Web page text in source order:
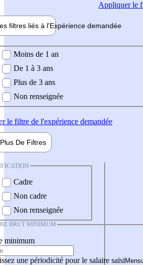
Appliquerle
filtres liés à l'Expérience demandée
demandée
Moins de 1 an
De 1 à 3 ans
Plus de 3 ans
Non renseignée
le filtre de l'expérience demandée
Plus De Filtres
Cadre
Non cadre
Non renseignée
BRUT MINIMUM
minimum
une périodicité pour le salaire saisi